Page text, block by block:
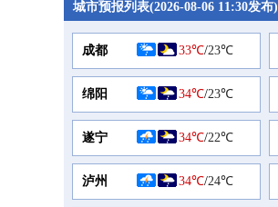
城市预报列表(2026-08-06 11:30发布)
成都 33℃/23℃
绵阳 34℃/23℃
遂宁 34℃/22℃
泸州 34℃/24℃